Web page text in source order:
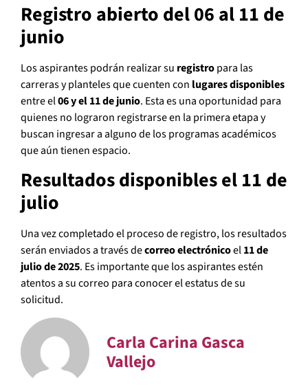
Registro abierto del 06 al 11 de
junio
Los aspirantes podrán realizar su registropara las
carreras y planteles que cuenten con lugares disponibles
entre el06 y el 11 de junio. Esta es una oportunidad para
quienes no lograron registrarse en la primera etapa y
buscan ingresar a alguno de los programas académicos
que aún tienen espacio.
Resultados disponibles el 11 de
julio
Una vez completado el proceso de registro, los resultados
serán enviados a través decorreo electrónicoel11 de
julio de 2025. Es importante que los aspirantes estén
atentos a su correo para conocer el estatus de su
solicitud.
Carla Carina Gasca
Vallejo